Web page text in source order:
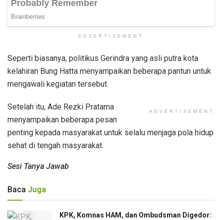
ADVERTISEMENT
Seperti biasanya, politikus Gerindra yang asli putra kota
kelahiran Bung Hatta menyampaikan beberapa pantun untuk
mengawali kegiatan tersebut.
ADVERTISEMENT
Setelah itu, Ade Rezki Pratama
menyampaikan beberapa pesan
penting kepada masyarakat untuk selalu menjaga pola hidup
sehat di tengah masyarakat.
Sesi Tanya Jawab
Baca Juga
KPK, Komnas HAM, dan Ombudsman Digedor: